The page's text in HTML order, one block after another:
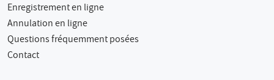
Enregistrement en ligne
Annulation en ligne
Questions fréquemment posées
Contact